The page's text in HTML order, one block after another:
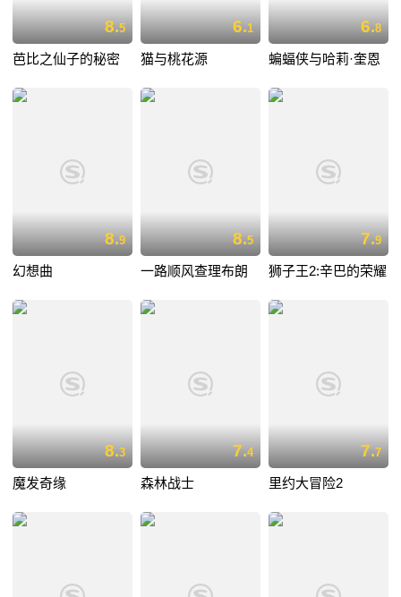
8.5
芭比之仙子的秘密
6.1
猫与桃花源
6.8
蝙蝠侠与哈莉·奎恩
8.9
幻想曲
8.5
一路顺风查理布朗
7.9
狮子王2:辛巴的荣耀
8.3
魔发奇缘
7.4
森林战士
7.7
里约大冒险2